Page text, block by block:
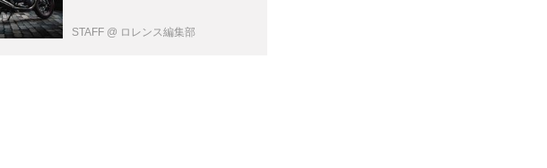
STAFF @ ロレンス編集部